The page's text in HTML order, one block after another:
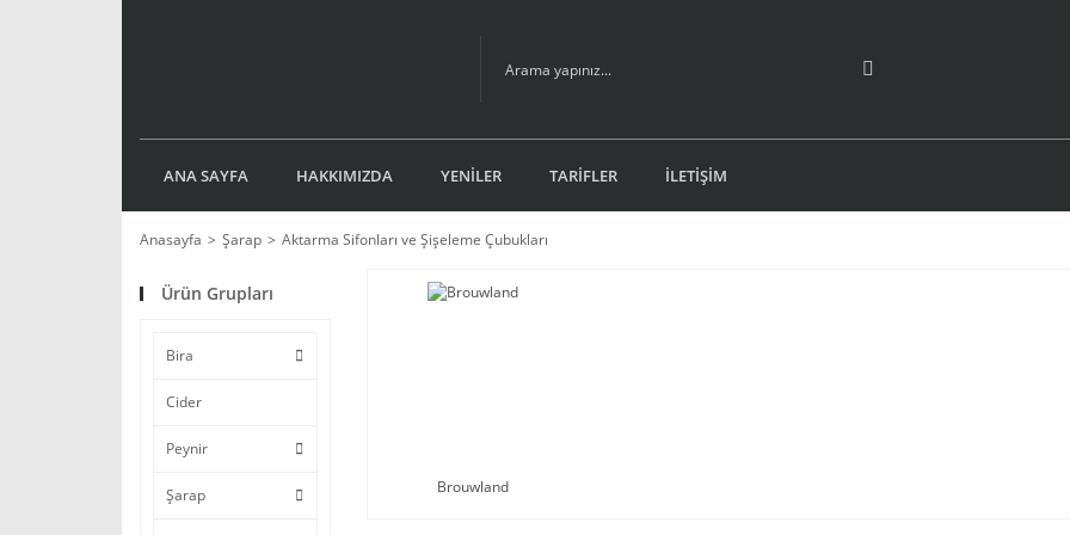
ANA SAYFA HAKKIMIZDA YENİLER TARİFLER İLETİŞİM
Anasayfa Şarap Aktarma Sifonları ve Şişeleme Çubukları
Ürün Grupları
Bira
Cider
Peynir
Şarap Brouwland